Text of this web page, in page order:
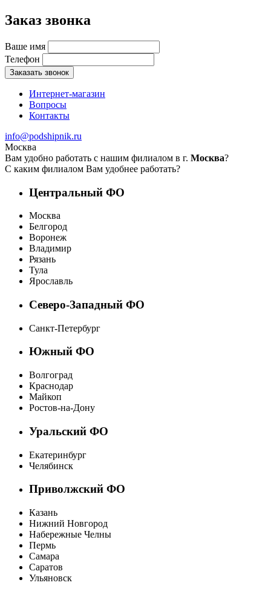
Заказ звонка
Ваше имя
Телефон
Заказать звонок
Интернет-магазин
Вопросы
Контакты
info@podshipnik.ru
Москва
Вам удобно работать с нашим филиалом в г. Москва?
С каким филиалом Вам удобнее работать?
Центральный ФО
Москва
Белгород
Воронеж
Владимир
Рязань
Тула
Ярославль
Северо-Западный ФО
Санкт-Петербург
Южный ФО
Волгоград
Краснодар
Майкоп
Ростов-на-Дону
Уральский ФО
Екатеринбург
Челябинск
Приволжский ФО
Казань
Нижний Новгород
Набережные Челны
Пермь
Самара
Саратов
Ульяновск